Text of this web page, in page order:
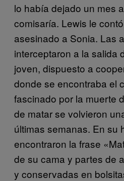
lo había dejado un mes
comisaría. Lewis le
asesinado a Sonia. Las
interceptaron a la salida
joven, dispuesto a
donde se encontraba el
fascinado por la muerte
de matar se volvieron
últimas semanas. En su
encontraron la frase
de su cama y partes de
y conservadas en